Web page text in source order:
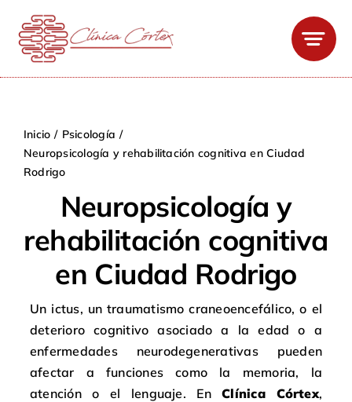
contenido
Inicio
Psicología
Neuropsicología y rehabilitación cognitiva en Ciudad
Rodrigo
Neuropsicología y
rehabilitación cognitiva
en Ciudad Rodrigo
Un ictus, un traumatismo craneoencefálico, o el
deterioro cognitivo asociado a la edad o a
enfermedades neurodegenerativas pueden
afectar a funciones como la memoria, la
atención o el lenguaje. EnClínica Córtex,